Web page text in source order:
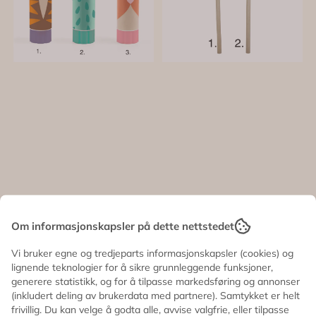
LIMSTIFT –
Dyreansikter –
Djeco
38,-
På lager
BLYANT - Sopp -
Sass & Belle
45,- 90,-
På lager
Om informasjonskapsler på dette nettstedet
Vi bruker egne og tredjeparts informasjonskapsler (cookies) og
lignende teknologier for å sikre grunnleggende funksjoner,
generere statistikk, og for å tilpasse markedsføring og annonser
(inkludert deling av brukerdata med partnere). Samtykket er helt
frivillig. Du kan velge å godta alle, avvise valgfrie, eller tilpasse